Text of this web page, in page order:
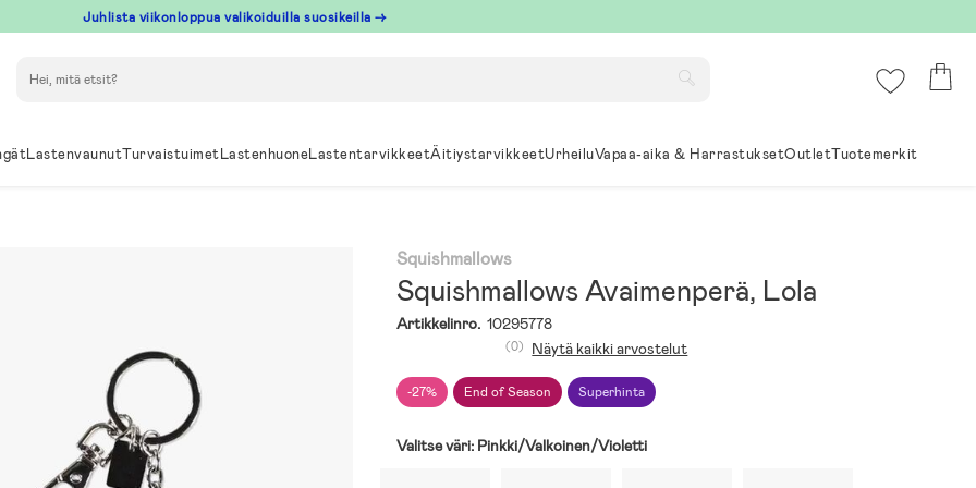
Juhlista viikonloppua valikoiduilla suosikeilla →
LastenvaunutTurvaistuimetLastenhuoneLastentarvikkeetÄitiystarvikkeetUrheiluVapaa-aika & HarrastuksetOutletTuotemerkit
Squishmallows
Squishmallows Avaimenperä, Lola
Artikkelinro. 10295778
-27% End of Season Superhinta
(0) Näytä kaikki arvostelut
Valitse väri: Pinkki/Valkoinen/Violetti